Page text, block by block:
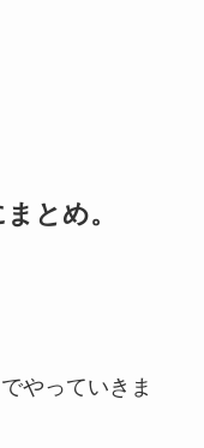
とめ。
やっていきま